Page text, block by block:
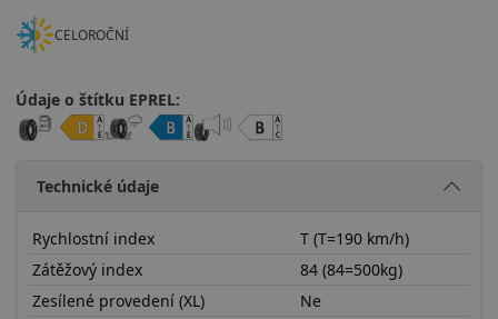
CELOROČNÍ
Údaje o štítku EPREL:
Technické údaje
Rychlostní index
T (T=190 km/h)
Zátěžový index
84 (84=500kg)
Zesílené provedení (XL)
Ne